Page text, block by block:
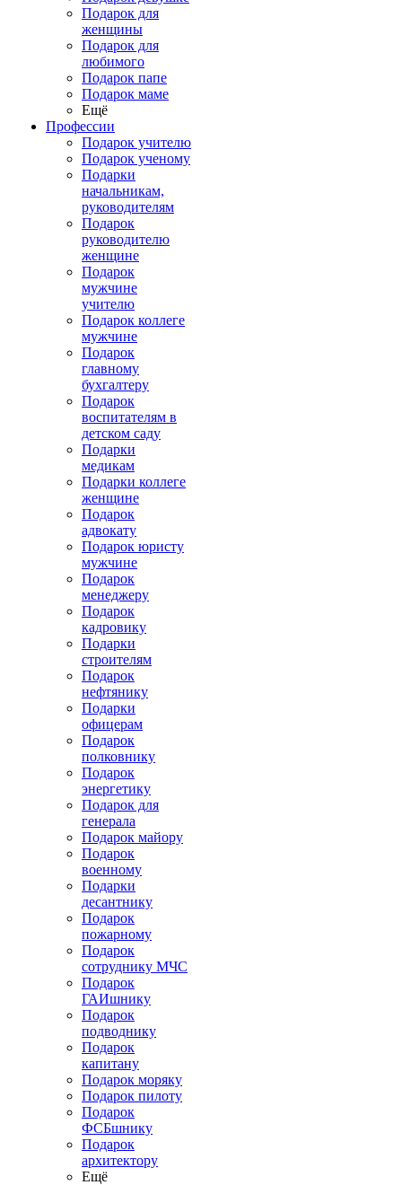
Подарок для
женщины
Подарок для
любимого
Подарок папе
Подарок маме
Ещё
Профессии
Подарок учителю
Подарок ученому
Подарки
начальникам,
руководителям
Подарок
руководителю
женщине
Подарок
мужчине
учителю
Подарок коллеге
мужчине
Подарок
главному
бухгалтеру
Подарок
воспитателям в
детском саду
Подарки
медикам
Подарки коллеге
женщине
Подарок
адвокату
Подарок юристу
мужчине
Подарок
менеджеру
Подарок
кадровику
Подарки
строителям
Подарок
нефтянику
Подарки
офицерам
Подарок
полковнику
Подарок
энергетику
Подарок для
генерала
Подарок майору
Подарок
военному
Подарки
десантнику
Подарок
пожарному
Подарок
сотруднику МЧС
Подарок
ГАИшнику
Подарок
подводнику
Подарок
капитану
Подарок моряку
Подарок пилоту
Подарок
ФСБшнику
Подарок
архитектору
Ещё